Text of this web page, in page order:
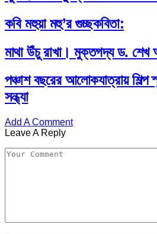
কবি মহুয়া মহু’র গুচ্ছকবিতা:
মাথা উঁচু রাখা। মুক্তগদ্য ড.
পঞ্চাশ বছরের আলোকযাত্রায় শিল্প
সন্ধ্যা
Add A Comment
Leave A Reply